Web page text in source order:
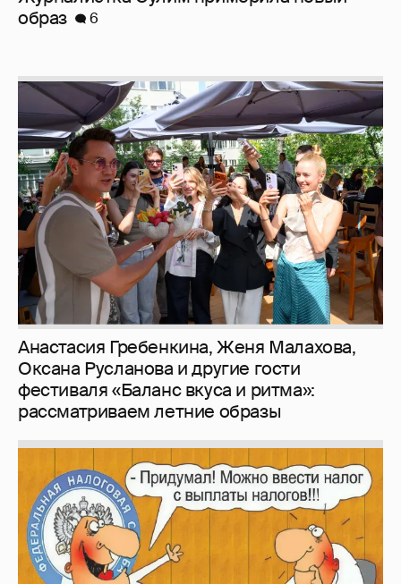
Анастасия Гребенкина, Женя Малахова,
Оксана Русланова и другие гости
фестиваля «Баланс вкуса и ритма»:
рассматриваем летние образы
Зачем нам вообще платить налоги? (или:
как работают наши деньги, когда мы
заикаемся о защите прав)